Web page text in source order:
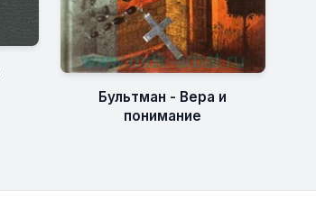
Бультман - Вера и
понимание